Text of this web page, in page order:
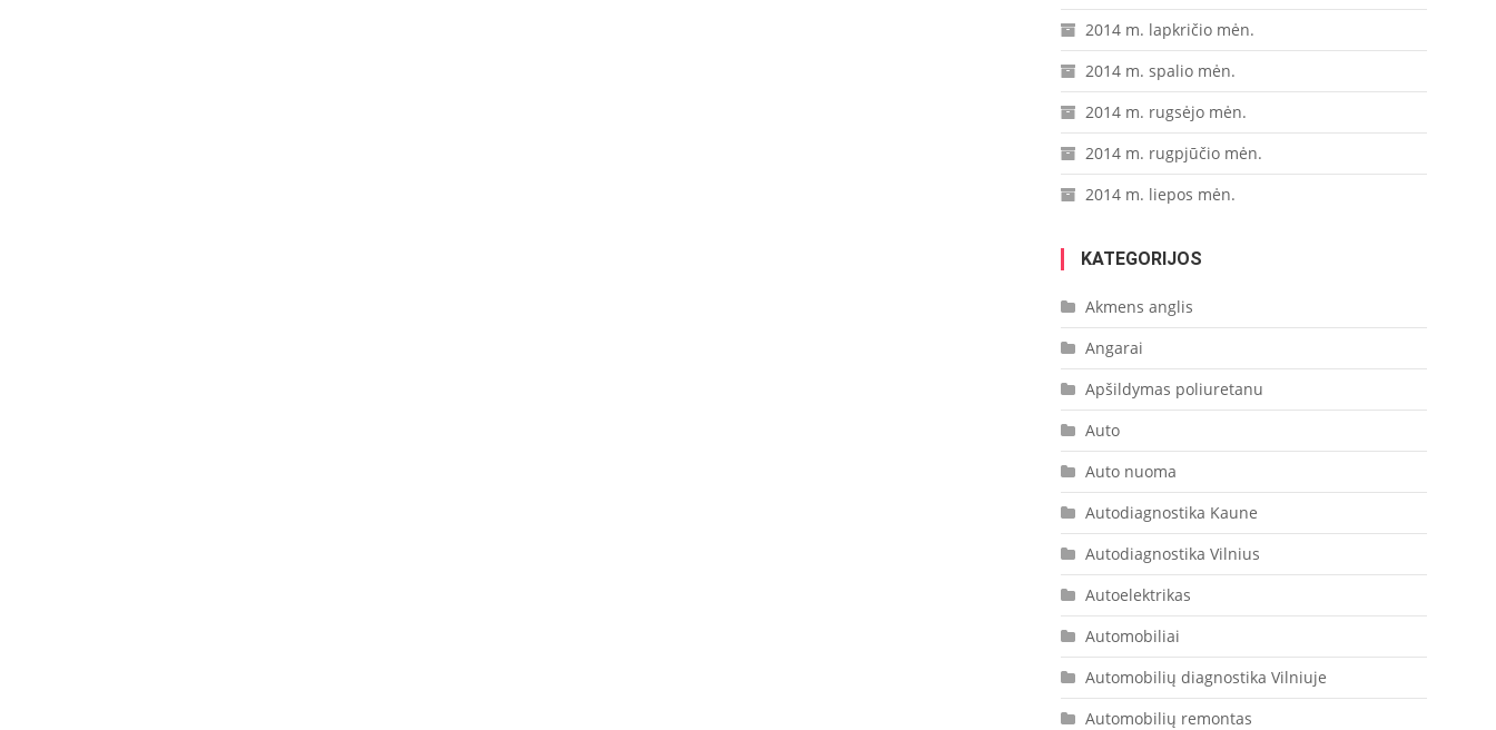
2014 m. lapkričio mėn.
2014 m. spalio mėn.
2014 m. rugsėjo mėn.
2014 m. rugpjūčio mėn.
2014 m. liepos mėn.
KATEGORIJOS
Akmens anglis
Angarai
Apšildymas poliuretanu
Auto
Auto nuoma
Autodiagnostika Kaune
Autodiagnostika Vilnius
Autoelektrikas
Automobiliai
Automobilių diagnostika Vilniuje
Automobilių remontas